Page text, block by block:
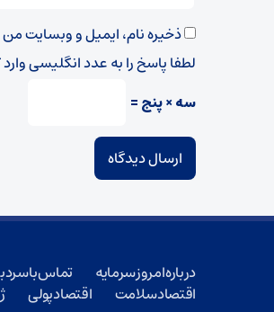
ذخیره نام، ایمیل و وبسایت
لطفا پاسخ را به عدد انگلیسی
سه × پنج =
درباره امروز سرمایه تماس با
اقتصاد سلامت
اقتصاد پولی